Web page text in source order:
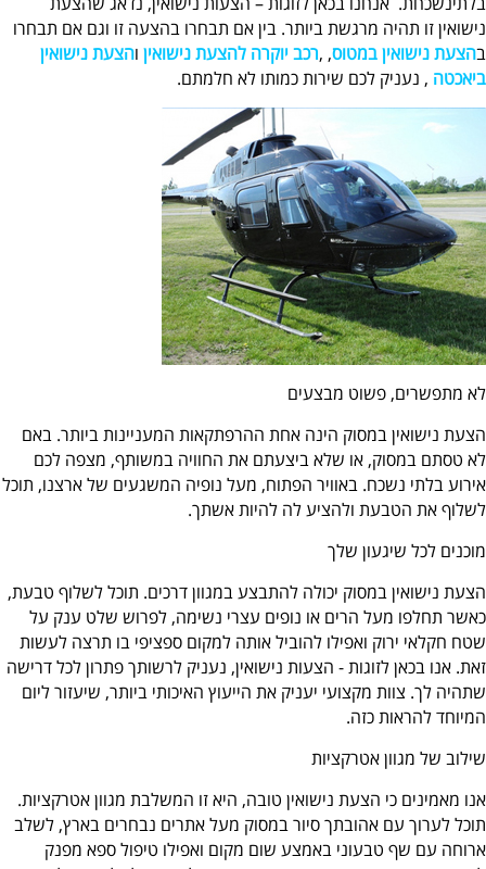
נישואין זו תהיה מרגשת ביותר. בין אם תבחרו בהצעה זו וגם אם תבחרו
בהצעת נישואין במטוס, ,רכב יוקרה להצעת נישואין והצעת נישואין
ביאכטה , נעניק לכם שירות כמותו לא חלמתם.
לא מתפשרים, פשוט מבצעים
הצעת נישואין במסוק הינה אחת ההרפתקאות המעניינות ביותר. באם
לא טסתם במסוק, או שלא ביצעתם את החוויה במשותף, מצפה לכם
אירוע בלתי נשכח. באוויר הפתוח, מעל נופיה המשגעים של ארצנו, תוכל
לשלוף את הטבעת ולהציע לה להיות אשתך.
מוכנים לכל שיגעון שלך
הצעת נישואין במסוק יכולה להתבצע במגוון דרכים. תוכל לשלוף טבעת,
כאשר תחלפו מעל הרים או נופים עצרי נשימה, לפרוש שלט ענק על
שטח חקלאי ירוק ואפילו להוביל אותה למקום ספציפי בו תרצה לעשות
זאת. אנו בכאן לזוגות - הצעות נישואין, נעניק לרשותך פתרון לכל דרישה
שתהיה לך. צוות מקצועי יעניק את הייעוץ האיכותי ביותר, שיעזור ליום
המיוחד להראות כזה.
שילוב של מגוון אטרקציות
אנו מאמינים כי הצעת נישואין טובה, היא זו המשלבת מגוון אטרקציות.
תוכל לערוך עם אהובתך סיור במסוק מעל אתרים נבחרים בארץ, לשלב
ארוחה עם שף טבעוני באמצע שום מקום ואפילו טיפול ספא מפנק